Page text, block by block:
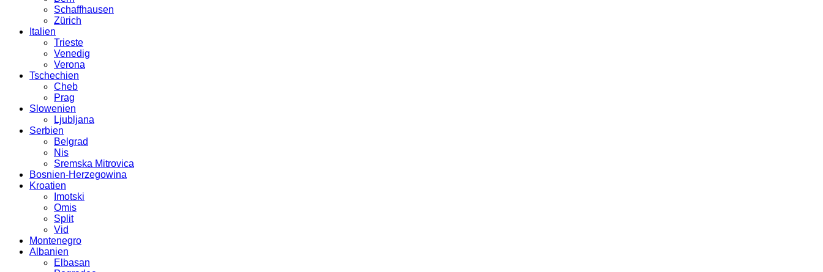
Schaffhausen
Zürich
Italien
Trieste
Venedig
Verona
Tschechien
Cheb
Prag
Slowenien
Ljubljana
Serbien
Belgrad
Nis
Sremska Mitrovica
Bosnien-Herzegowina
Kroatien
Imotski
Omis
Split
Vid
Montenegro
Albanien
Elbasan